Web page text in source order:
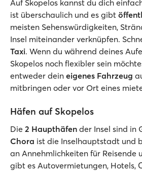
Auf Skopelos kannst du dich
ist überschaulich und es gibt
meisten Sehenswürdigkeiten,
Insel miteinander verknüpfen.
Taxi. Wenn du während deines
Skopelos noch flexibler sein
entweder dein eigenes Fahrzeug
mitbringen oder vor Ort eines
Häfen auf Skopelos
Die 2 Haupthäfen der Insel sind in
Chora ist die Inselhauptstadt und
an Annehmlichkeiten für Reisende
gibt es Autovermietungen, Hotels,